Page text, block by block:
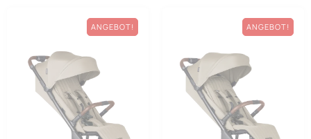
ANGEBOT! ANGEBOT!